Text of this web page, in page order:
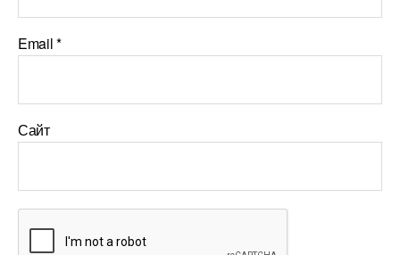
Email*
Сайт